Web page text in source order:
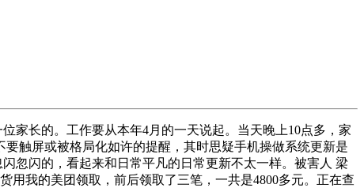
长的。工作要从本年4月的一天说起。当天晚上10点多，家
触屏或被格局化如许的提醒，其时思疑手机操做系统更新是
忽闪的，看起来和日常平凡的日常更新不太一样。被害人 梁
用我的美团领取，前后领取了三笔，一共是4800多元。正在查